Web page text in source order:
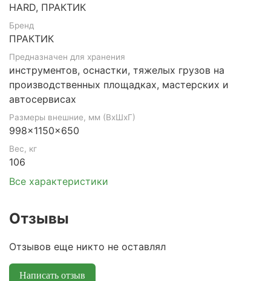
HARD, ПРАКТИК
Бренд
ПРАКТИК
Предназначен для хранения
инструментов, оснастки, тяжелых грузов на
производственных площадках, мастерских и
автосервисах
Размеры внешние, мм (ВхШхГ)
998x1150x650
Вес, кг
106
Все характеристики
Отзывы
Отзывов еще никто не оставлял
Написать отзыв